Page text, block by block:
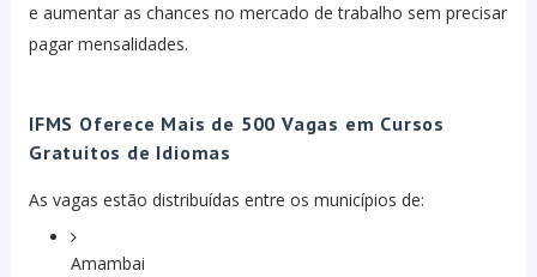
e aumentar as chances no mercado de trabalho sem precisar
pagar mensalidades.
IFMS Oferece Mais de 500 Vagas em Cursos
Gratuitos de Idiomas
As vagas estão distribuídas entre os municípios de:
Amambai